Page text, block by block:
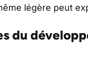
légère peut
du